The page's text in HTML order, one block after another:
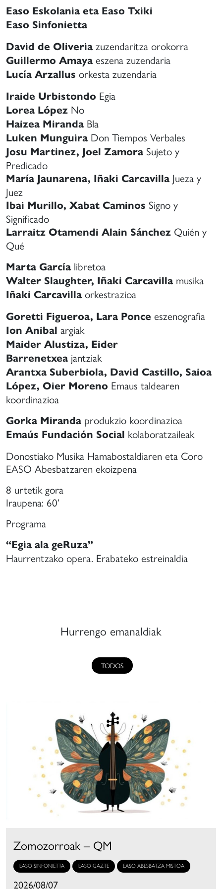
Easo Eskolania eta Easo Txiki
Easo Sinfonietta
David de Oliveria zuzendaritza orokorra
Guillermo Amaya eszena zuzendaria
Lucía Arzallus orkesta zuzendaria
Iraide Urbistondo Egia
Lorea López No
Haizea Miranda Bla
Luken Munguira Don Tiempos Verbales
Josu Martinez, Joel Zamora Sujeto y
Predicado
María Jaunarena, Iñaki Carcavilla Jueza y
Juez
Ibai Murillo, Xabat Caminos Signo y
Significado
Larraitz Otamendi Alain Sánchez Quién y
Qué
Marta García libretoa
Walter Slaughter, Iñaki Carcavilla musika
Iñaki Carcavilla orkestrazioa
Goretti Figueroa, Lara Ponce eszenografia
Ion Anibal argiak
Maider Alustiza, Eider
Barrenetxea jantziak
Arantxa Suberbiola, David Castillo, Saioa
López, Oier Moreno Emaus taldearen
koordinazioa
Gorka Miranda produkzio koordinazioa
Emaús Fundación Social kolaboratzaileak
Donostiako Musika Hamabostaldiaren eta Coro
EASO Abesbatzaren ekoizpena
8 urtetik gora
Iraupena: 60’
Programa
“Egia ala geRuza”
Haurrentzako opera. Erabateko estreinaldia
Hurrengo emanaldiak
TODOS
Zomozorroak – QM
EASO SINFONIETTA EASO GAZTE EASO ABESBATZA MISTOA
2026/08/07